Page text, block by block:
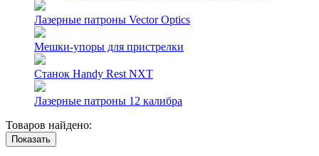
Лазерные патроны Vector Optics
Мешки-упоры для пристрелки
Станок Handy Rest NXT
Лазерные патроны 12 калибра
Товаров найдено:
Показать